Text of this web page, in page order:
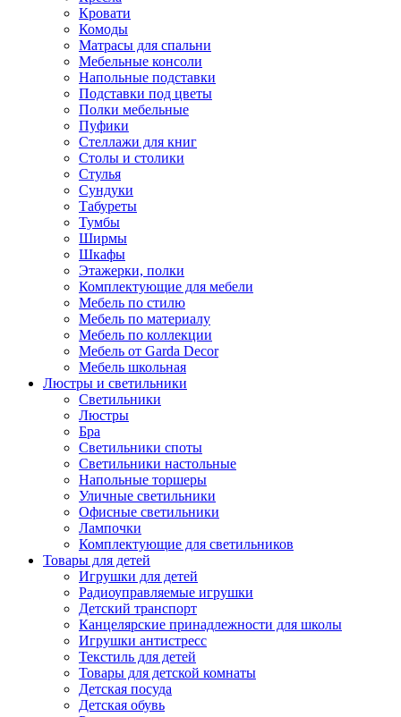
Кровати
Комоды
Матрасы для спальни
Мебельные консоли
Напольные подставки
Подставки под цветы
Полки мебельные
Пуфики
Стеллажи для книг
Столы и столики
Стулья
Сундуки
Табуреты
Тумбы
Ширмы
Шкафы
Этажерки, полки
Комплектующие для мебели
Мебель по стилю
Мебель по материалу
Мебель по коллекции
Мебель от Garda Decor
Мебель школьная
Люстры и светильники
Светильники
Люстры
Бра
Светильники споты
Светильники настольные
Напольные торшеры
Уличные светильники
Офисные светильники
Лампочки
Комплектующие для светильников
Товары для детей
Игрушки для детей
Радиоуправляемые игрушки
Детский транспорт
Канцелярские принадлежности для школы
Игрушки антистресс
Текстиль для детей
Товары для детской комнаты
Детская посуда
Детская обувь